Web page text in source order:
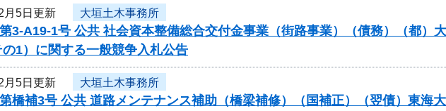
月5日更新 大垣土木事務所
3-A19-1号 公共 社会資本整備総合交付金事業（街路事業）（債務）（都
1）に関する一般競争入札公告
月5日更新 大垣土木事務所
橋補3号 公共 道路メンテナンス補助（橋梁補修）（国補正）（翌債）東海